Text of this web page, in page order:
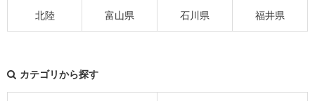
北陸 富山県 石川県 福井県
カテゴリから探す